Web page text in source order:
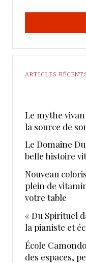
ARTICLES
Le mythe
la source de
Le Domaine
belle histoire
Nouveau
plein de
votre table
« Du Spirituel
la pianiste et
École
des espaces,